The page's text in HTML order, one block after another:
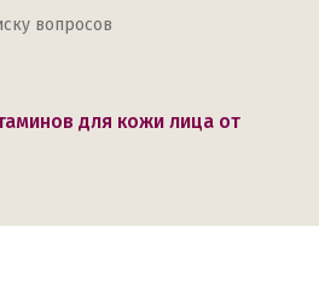
вопросов
для кожи лица от